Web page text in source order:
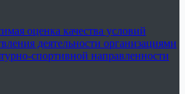
оценка качества условий
деятельности организациями
спортивной направленности